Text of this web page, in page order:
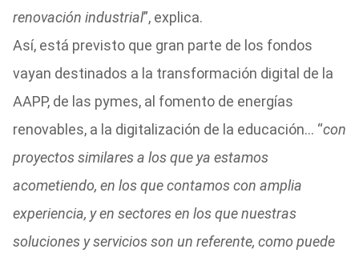
renovación industrial”, explica.
Así, está previsto que gran parte de los fondos
vayan destinados a la transformación digital de la
AAPP, de las pymes, al fomento de energías
renovables, a la digitalización de la educación… “con
proyectos similares a los que ya estamos
acometiendo, en los que contamos con amplia
experiencia, y en sectores en los que nuestras
soluciones y servicios son un referente, como puede